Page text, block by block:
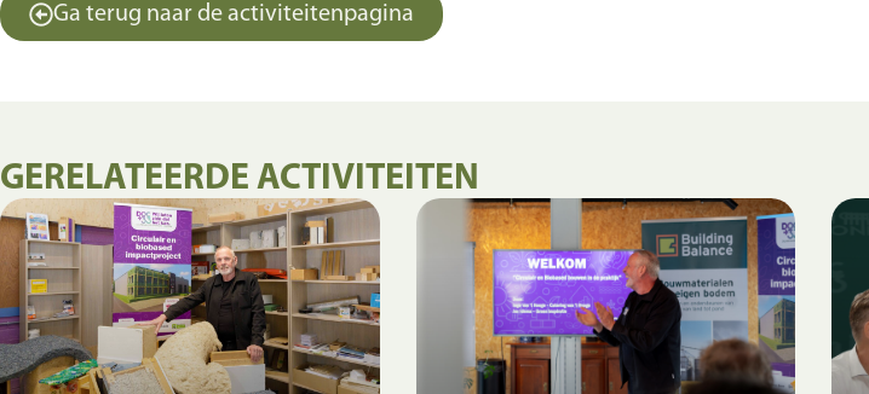
Ga terug naar de activiteitenpagina
GERELATEERDE ACTIVITEITEN